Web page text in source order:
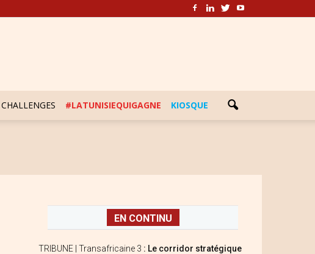
CHALLENGES #LATUNISIEQUIGAGNE KIOSQUE
EN CONTINU
TRIBUNE | Transafricaine 3 : Le corridor stratégique